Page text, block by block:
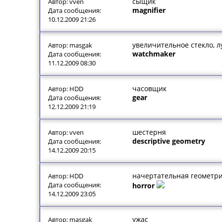
Дата сообщения:
10.12.2009 21:26
magnifier
Автор: masgak
Дата сообщения:
11.12.2009 08:30
увеличительное стекло,
watchmaker
Автор: HDD
Дата сообщения:
12.12.2009 21:19
часовщик
gear
Автор: vven
Дата сообщения:
14.12.2009 20:15
шестерня
descriptive geometry
Автор: HDD
Дата сообщения:
14.12.2009 23:05
начертательная
horror
Автор: masgak
ужас